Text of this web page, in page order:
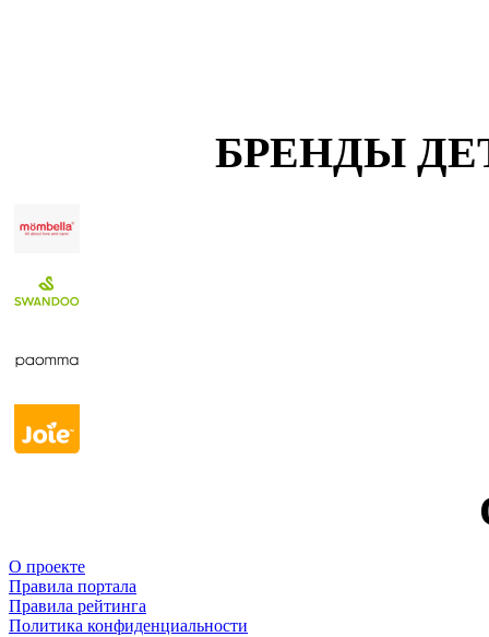
БРЕНДЫ
О проекте
Правила портала
Правила рейтинга
Политика конфиденциальности